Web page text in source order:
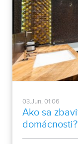
03.Jun, 01:06
Ako sa
kopec